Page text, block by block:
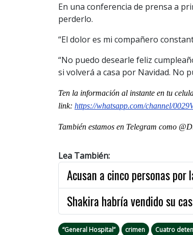
En una conferencia de prensa a
perderlo.
“El dolor es mi compañero
“No puedo desearle feliz
si volverá a casa por Navidad. No
Ten la información al instante en tu
link: https://whatsapp.com/channel/
También estamos en Telegram como
Lea También:
Acusan a cinco personas
Shakira habría vendido su
“General Hospital” crimen Cuatro